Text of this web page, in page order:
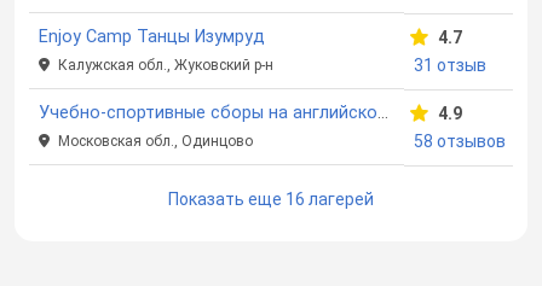
Enjoy Camp Танцы Изумруд
Калужская обл., Жуковский р-н
4.7
31 отзыв
Учебно-спортивные сборы на английском языке Enjoy Camp English в Жаворонках
Московская обл., Одинцово
4.9
58 отзывов
Показать еще 16 лагерей